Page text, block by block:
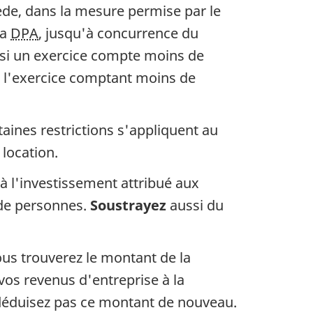
dans la mesure permise par le
DPA, jusqu'à concurrence du
un exercice compte moins de
comptant moins de
restrictions s'appliquent au
l'investissement attribué aux
personnes. Soustrayez aussi du
trouverez le montant de la
revenus d'entreprise à la
pas ce montant de nouveau.